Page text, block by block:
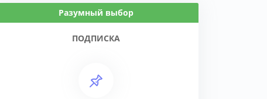
Разумный выбор
ПОДПИСКА